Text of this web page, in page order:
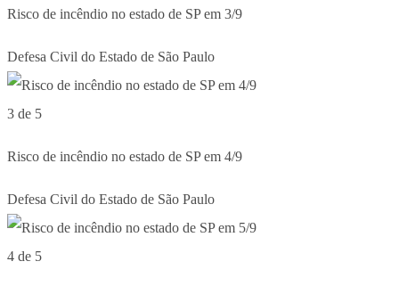
Risco de incêndio no estado de SP em 3/9
Defesa Civil do Estado de São Paulo
3 de 5
Risco de incêndio no estado de SP em 4/9
Defesa Civil do Estado de São Paulo
4 de 5